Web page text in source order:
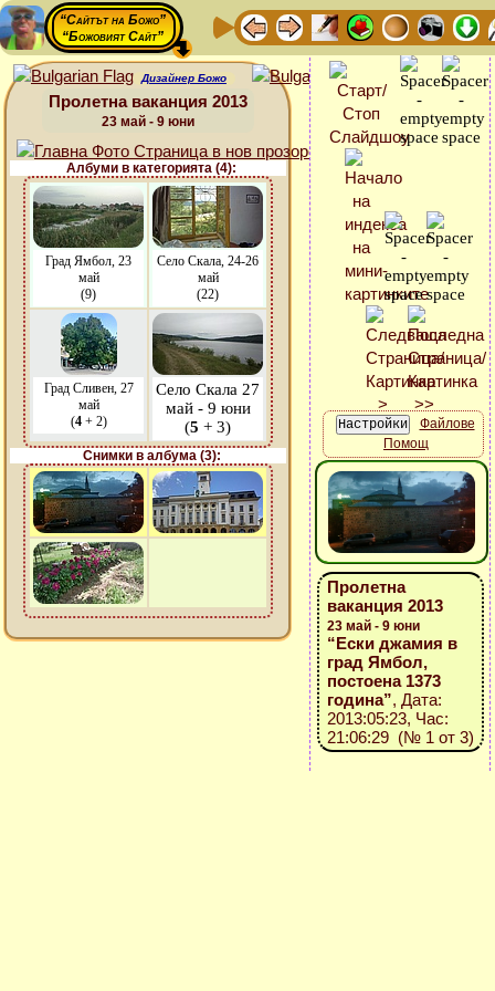
“Сайтът на Божо”
“Божовият Сайт”
Дизайнер Божо
Пролетна ваканция 2013
23 май - 9 юни
Албуми в категорията (4):
Град Ямбол, 23
май
(9)
Село Скала, 24-26
май
(22)
Град Сливен, 27
май
(4+ 2)
Село Скала 27
май - 9 юни
(5 + 3)
Снимки в албума (3):
Файлове
Помощ
Пролетна
ваканция 2013
23 май - 9 юни
“Ески джамия в
град Ямбол,
постоена 1373
година”, Дата:
2013:05:23, Час:
21:06:29 (№ 1 от 3)